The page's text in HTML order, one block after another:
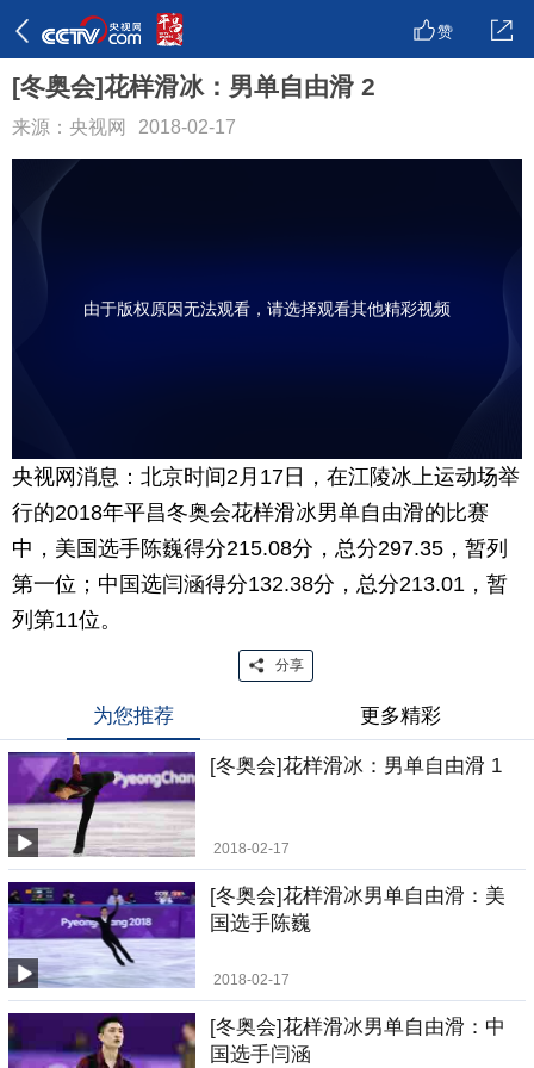
赞
[冬奥会]花样滑冰：男单自由滑 2
来源：央视网 2018-02-17
由于版权原因无法观看，请选择观看其他精彩视频
央视网消息：北京时间2月17日，在江陵冰上运动场举
行的2018年平昌冬奥会花样滑冰男单自由滑的比赛
中，美国选手陈巍得分215.08分，总分297.35，暂列
第一位；中国选闫涵得分132.38分，总分213.01，暂
列第11位。
分享
为您推荐 更多精彩
[冬奥会]花样滑冰：男单自由滑 1
2018-02-17
[冬奥会]花样滑冰男单自由滑：美
国选手陈巍
2018-02-17
[冬奥会]花样滑冰男单自由滑：中
国选手闫涵